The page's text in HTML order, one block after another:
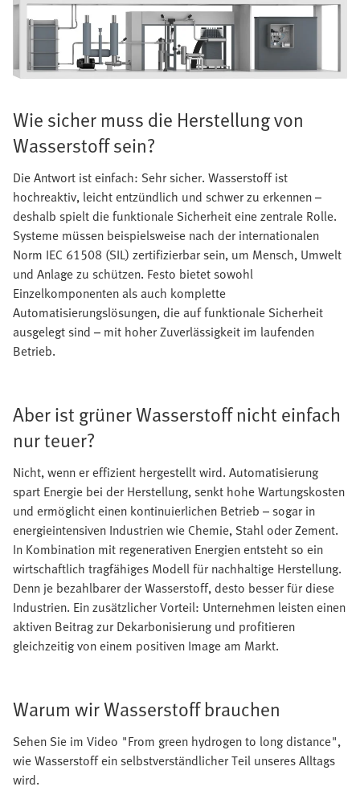
Wie sicher muss die Herstellung von
Wasserstoff sein?
Die Antwort ist einfach: Sehr sicher. Wasserstoff ist
hochreaktiv, leicht entzündlich und schwer zu erkennen –
deshalb spielt die funktionale Sicherheit eine zentrale Rolle.
Systeme müssen beispielsweise nach der internationalen
Norm IEC 61508 (SIL) zertifizierbar sein, um Mensch, Umwelt
und Anlage zu schützen. Festo bietet sowohl
Einzelkomponenten als auch komplette
Automatisierungslösungen, die auf funktionale Sicherheit
ausgelegt sind – mit hoher Zuverlässigkeit im laufenden
Betrieb.
Aber ist grüner Wasserstoff nicht einfach
nur teuer?
Nicht, wenn er effizient hergestellt wird. Automatisierung
spart Energie bei der Herstellung, senkt hohe Wartungskosten
und ermöglicht einen kontinuierlichen Betrieb – sogar in
energieintensiven Industrien wie Chemie, Stahl oder Zement.
In Kombination mit regenerativen Energien entsteht so ein
wirtschaftlich tragfähiges Modell für nachhaltige Herstellung.
Denn je bezahlbarer der Wasserstoff, desto besser für diese
Industrien. Ein zusätzlicher Vorteil: Unternehmen leisten einen
aktiven Beitrag zur Dekarbonisierung und profitieren
gleichzeitig von einem positiven Image am Markt.
Warum wir Wasserstoff brauchen
Sehen Sie im Video "From green hydrogen to long distance",
wie Wasserstoff ein selbstverständlicher Teil unseres Alltags
wird.